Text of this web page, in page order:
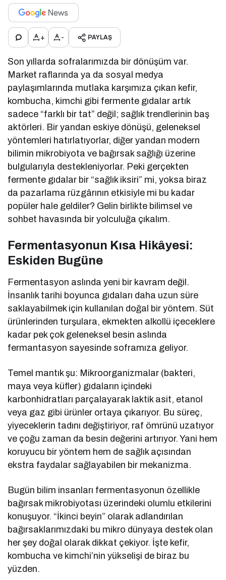
+ - PAYLAŞ
Son yıllarda sofralarımızda bir dönüşüm var.
Market raflarında ya da sosyal medya
paylaşımlarında mutlaka karşımıza çıkan kefir,
kombucha, kimchi gibi fermente gıdalar artık
sadece “farklı bir tat” değil; sağlık trendlerinin baş
aktörleri. Bir yandan eskiye dönüşü, geleneksel
yöntemleri hatırlatıyorlar, diğer yandan modern
bilimin mikrobiyota ve bağırsak sağlığı üzerine
bulgularıyla destekleniyorlar. Peki gerçekten
fermente gıdalar bir “sağlık iksiri” mi, yoksa biraz
da pazarlama rüzgârının etkisiyle mi bu kadar
popüler hale geldiler? Gelin birlikte bilimsel ve
sohbet havasında bir yolculuğa çıkalım.
Fermentasyonun Kısa Hikâyesi:
Eskiden Bugüne
Fermentasyon aslında yeni bir kavram değil.
İnsanlık tarihi boyunca gıdaları daha uzun süre
saklayabilmek için kullanılan doğal bir yöntem. Süt
ürünlerinden turşulara, ekmekten alkollü içeceklere
kadar pek çok geleneksel besin aslında
fermantasyon sayesinde soframıza geliyor.
Temel mantık şu: Mikroorganizmalar (bakteri,
maya veya küfler) gıdaların içindeki
karbonhidratları parçalayarak laktik asit, etanol
veya gaz gibi ürünler ortaya çıkarıyor. Bu süreç,
yiyeceklerin tadını değiştiriyor, raf ömrünü uzatıyor
ve çoğu zaman da besin değerini artırıyor. Yani hem
koruyucu bir yöntem hem de sağlık açısından
ekstra faydalar sağlayabilen bir mekanizma.
Bugün bilim insanları fermentasyonun özellikle
bağırsak mikrobiyotası üzerindeki olumlu etkilerini
konuşuyor. “İkinci beyin” olarak adlandırılan
bağırsaklarımızdaki bu mikro dünyaya destek olan
her şey doğal olarak dikkat çekiyor. İşte kefir,
kombucha ve kimchi’nin yükselişi de biraz bu
yüzden.